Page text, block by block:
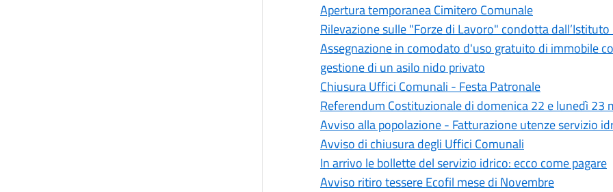
Apertura temporanea Cimitero Comunale
Rilevazione sulle "Forze di Lavoro" condotta dall’Istituto
Assegnazione in comodato d'uso gratuito di immobile
gestione di un asilo nido privato
Chiusura Uffici Comunali - Festa Patronale
Referendum Costituzionale di domenica 22 e lunedì 23
Avviso alla popolazione - Fatturazione utenze servizio
Avviso di chiusura degli Uffici Comunali
In arrivo le bollette del servizio idrico: ecco come pagare
Avviso ritiro tessere Ecofil mese di Novembre